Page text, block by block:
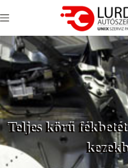
Teljes körű